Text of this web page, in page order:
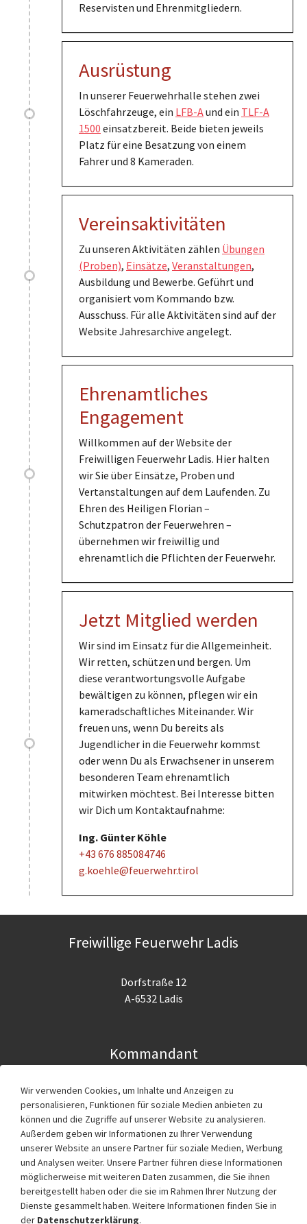
Reservisten und Ehrenmitgliedern.
Ausrüstung
In unserer Feuerwehrhalle stehen zwei
Löschfahrzeuge, ein LFB-Aund ein TLF-A
1500 einsatzbereit. Beide bieten jeweils
Platz für eine Besatzung von einem
Fahrer und 8 Kameraden.
Vereinsaktivitäten
Zu unseren Aktivitäten zählen Übungen
(Proben), Einsätze, Veranstaltungen,
Ausbildung und Bewerbe. Geführt und
organisiert vom Kommando bzw.
Ausschuss. Für alle Aktivitäten sind auf der
Website Jahresarchive angelegt.
Ehrenamtliches
Engagement
Willkommen auf der Website der
Freiwilligen Feuerwehr Ladis. Hier halten
wir Sie über Einsätze, Proben und
Vertanstaltungen auf dem Laufenden. Zu
Ehren des Heiligen Florian –
Schutzpatron der Feuerwehren –
übernehmen wir freiwillig und
ehrenamtlich die Pflichten der Feuerwehr.
Jetzt Mitglied werden
Wir sind im Einsatz für die Allgemeinheit.
Wir retten, schützen und bergen. Um
diese verantwortungsvolle Aufgabe
bewältigen zu können, pflegen wir ein
kameradschaftliches Miteinander. Wir
freuen uns, wenn Du bereits als
Jugendlicher in die Feuerwehr kommst
oder wenn Du als Erwachsener in unserem
besonderen Team ehrenamtlich
mitwirken möchtest. Bei Interesse bitten
wir Dich um Kontaktaufnahme:
Ing. Günter Köhle
+43 676 885084746
g.koehle@feuerwehr.tirol
Freiwillige Feuerwehr Ladis
Dorfstraße 12
A-6532 Ladis
Kommandant
Ing. Günter Köhle
g.koehle@feuerwehr.tirol
Im Notfall 122 anrufen!
Service
Wir verwenden Cookies, um Inhalte und Anzeigen zu
personalisieren, Funktionen für soziale Medien anbieten zu
können und die Zugriffe auf unserer Website zu analysieren.
Außerdem geben wir Informationen zu Ihrer Verwendung
unserer Website an unsere Partner für soziale Medien, Werbung
und Analysen weiter. Unsere Partner führen diese Informationen
möglicherweise mit weiteren Daten zusammen, die Sie ihnen
bereitgestellt haben oder die sie im Rahmen Ihrer Nutzung der
Dienste gesammelt haben. Weitere Informationen finden Sie in
der Datenschutzerklärung.